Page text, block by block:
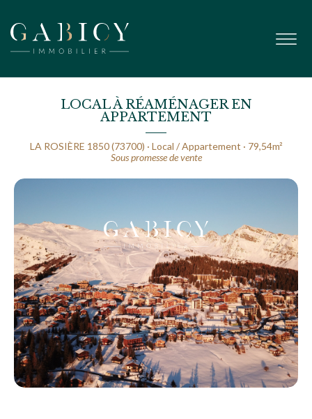
LOCAL À RÉAMÉNAGER EN
APPARTEMENT
LA ROSIÈRE 1850 (73700) · Local / Appartement · 79,54m²
Sous promesse de vente